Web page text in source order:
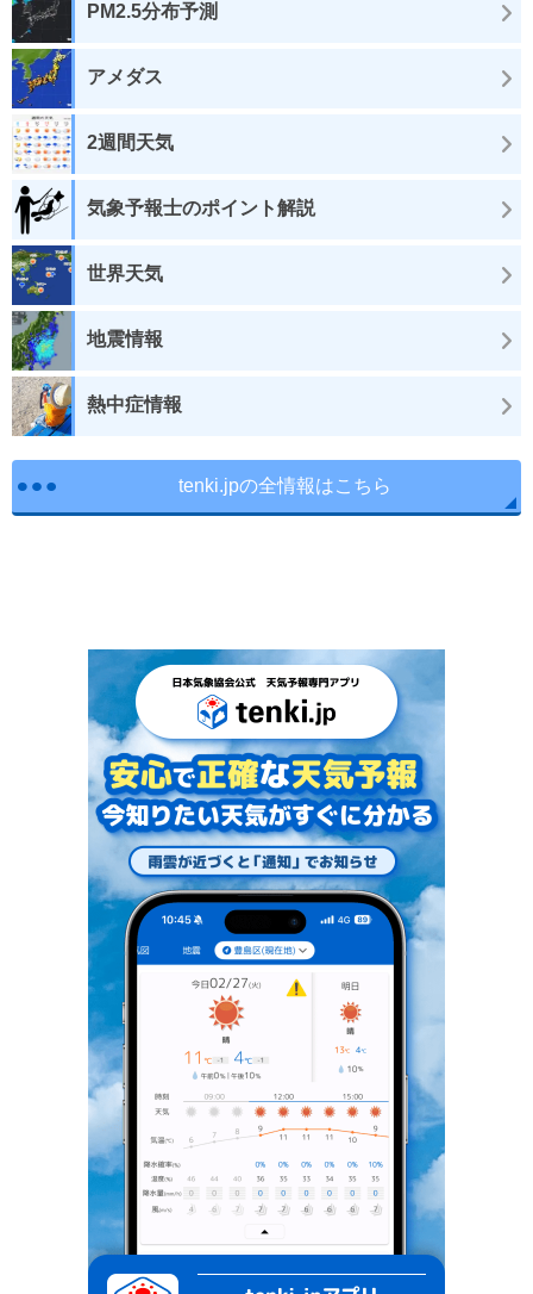
PM2.5分布予測
アメダス
2週間天気
気象予報士のポイント解説
世界天気
地震情報
熱中症情報
tenki.jpの全情報はこちら